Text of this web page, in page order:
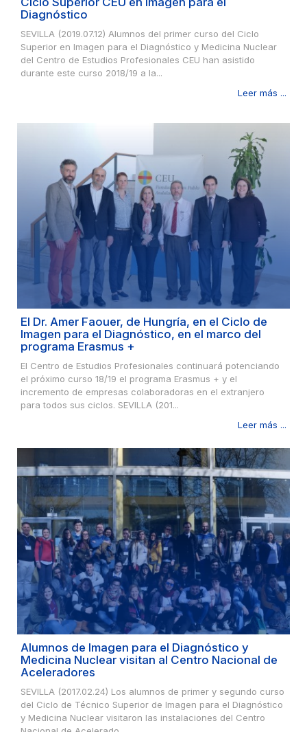
Diagnóstico
SEVILLA (2019.07.12) Alumnos del primer curso del Ciclo
Superior en Imagen para el Diagnóstico y Medicina Nuclear
del Centro de Estudios Profesionales CEU han asistido
durante este curso 2018/19 a la...
Leer más ...
El Dr. Amer Faouer, de Hungría, en el Ciclo de
Imagen para el Diagnóstico, en el marco del
programa Erasmus +
El Centro de Estudios Profesionales continuará potenciando
el próximo curso 18/19 el programa Erasmus + y el
incremento de empresas colaboradoras en el extranjero
para todos sus ciclos. SEVILLA (201...
Leer más ...
Alumnos de Imagen para el Diagnóstico y
Medicina Nuclear visitan al Centro Nacional de
Aceleradores
SEVILLA (2017.02.24) Los alumnos de primer y segundo curso
del Ciclo de Técnico Superior de Imagen para el Diagnóstico
y Medicina Nuclear visitaron las instalaciones del Centro